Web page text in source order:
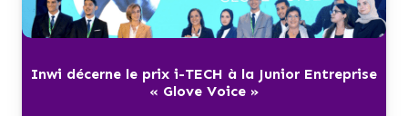
Inwi décerne le prix i-TECH à la Junior Entreprise
« Glove Voice »